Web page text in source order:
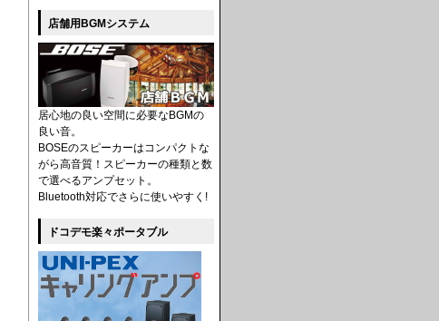
店舗用BGMシステム
居心地の良い空間に必要なBGMの
良い音。
BOSEのスピーカーはコンパクトな
がら高音質！スピーカーの種類と数
で選べるアンプセット。
Bluetooth対応でさらに使いやすく!
ドコデモ楽々ポータブル